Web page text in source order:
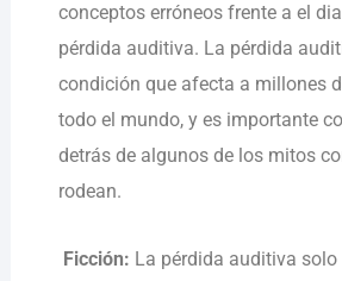
conceptos erróneos frente a el
pérdida auditiva. La pérdida
condición que afecta a millones
todo el mundo, y es importante
detrás de algunos de los mitos
rodean.
Ficción: La pérdida auditiva